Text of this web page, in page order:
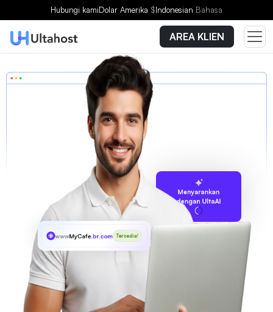
Hubungi kamiDolar Amerika $Indonesian Bahasa
AREA KLIEN
Menyarankan
dengan UltaAI
wwwMyCafe.br.com Tersedia!